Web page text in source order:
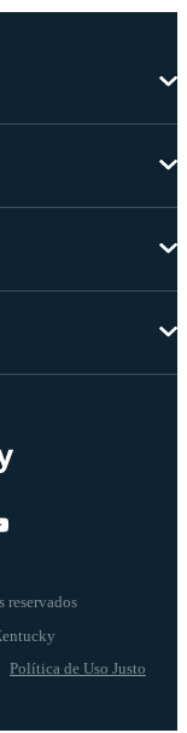
reservados
Política de Uso Justo